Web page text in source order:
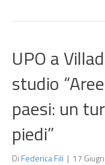
UPO a
studio
paesi: un
piedi”
DiFederica Fili | 17